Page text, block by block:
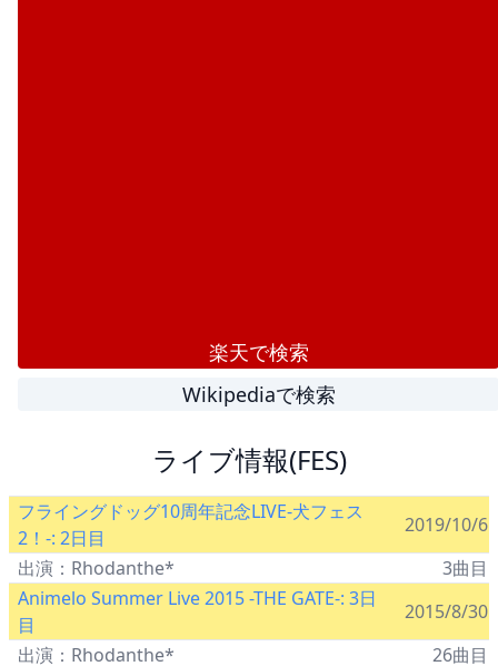
楽天で検索
Wikipediaで検索
ライブ情報(FES)
フライングドッグ10周年記念LIVE-犬フェス
2！-: 2日目
2019/10/6
出演：Rhodanthe*
3曲目
Animelo Summer Live 2015 -THE GATE-: 3日
目
2015/8/30
出演：Rhodanthe*
26曲目